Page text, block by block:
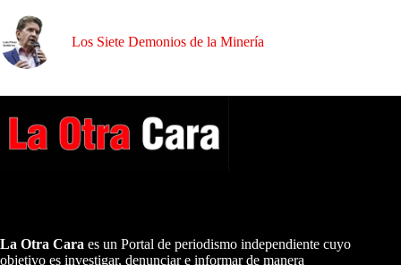
Los Siete Demonios de la Minería
La Otra Cara es un Portal de periodismo independiente cuyo
objetivo es investigar, denunciar e informar de manera